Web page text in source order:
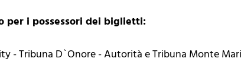
per i possessori dei biglietti:
- Tribuna D`Onore - Autorità e Tribuna Monte